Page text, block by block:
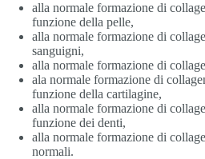
alla normale formazione di
funzione della pelle,
alla normale formazione di
sanguigni,
alla normale formazione di
ala normale formazione di
funzione della cartilagine,
alla normale formazione di
funzione dei denti,
alla normale formazione di
normali.